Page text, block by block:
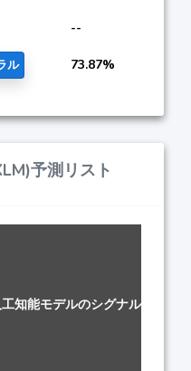
--
ル 73.87%
予測リスト
工知能モデルのシグナル